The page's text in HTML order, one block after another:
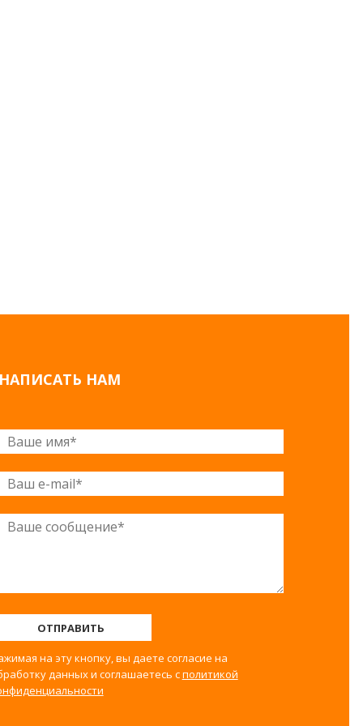
НАМ
ОТПРАВИТЬ
на эту кнопку, вы даете согласие на
данных и соглашаетесь сполитикой